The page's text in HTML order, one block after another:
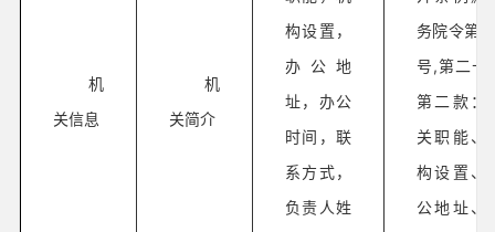
机
关信息
机
关简介
构设置，
办公地
址，办公
时间，联
系方式，
负责人姓
务院令第
号,第二十
第二款：
关职能、
构设置、
公地址、